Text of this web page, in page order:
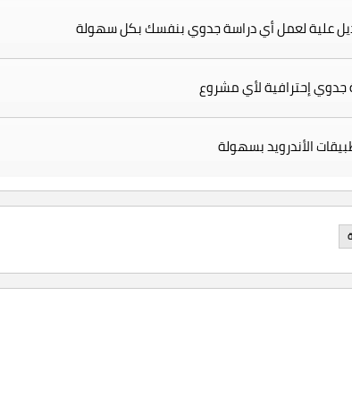
علية لعمل أي دراسة جدوي بنفسك بكل سهولة
جدوي إحترافية لأي مشروع
الأندرويد بسهولة